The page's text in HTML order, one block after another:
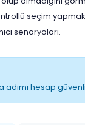
seçim
senaryoları.
hesap